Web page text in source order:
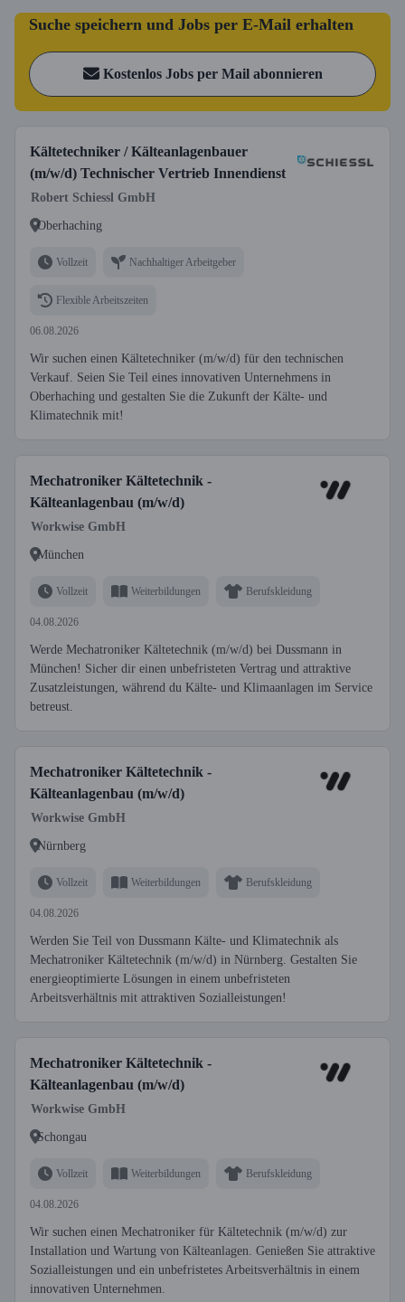
Suche speichern und Jobs per E-Mail erhalten
Kostenlos Jobs per Mail abonnieren
Kältetechniker / Kälteanlagenbauer
(m/w/d) Technischer Vertrieb Innendienst
Robert Schiessl GmbH
Oberhaching
Vollzeit Nachhaltiger Arbeitgeber
Flexible Arbeitszeiten
06.08.2026
Wir suchen einen Kältetechniker (m/w/d) für den technischen
Verkauf. Seien Sie Teil eines innovativen Unternehmens in
Oberhaching und gestalten Sie die Zukunft der Kälte- und
Klimatechnik mit!
Mechatroniker Kältetechnik -
Kälteanlagenbau (m/w/d)
Workwise GmbH
München
Vollzeit Weiterbildungen Berufskleidung
04.08.2026
Werde Mechatroniker Kältetechnik (m/w/d) bei Dussmann in
München! Sicher dir einen unbefristeten Vertrag und attraktive
Zusatzleistungen, während du Kälte- und Klimaanlagen im Service
betreust.
Mechatroniker Kältetechnik -
Kälteanlagenbau (m/w/d)
Workwise GmbH
Nürnberg
Vollzeit Weiterbildungen Berufskleidung
04.08.2026
Werden Sie Teil von Dussmann Kälte- und Klimatechnik als
Mechatroniker Kältetechnik (m/w/d) in Nürnberg. Gestalten Sie
energieoptimierte Lösungen in einem unbefristeten
Arbeitsverhältnis mit attraktiven Sozialleistungen!
Mechatroniker Kältetechnik -
Kälteanlagenbau (m/w/d)
Workwise GmbH
Schongau
Vollzeit Weiterbildungen Berufskleidung
04.08.2026
Wir suchen einen Mechatroniker für Kältetechnik (m/w/d) zur
Installation und Wartung von Kälteanlagen. Genießen Sie attraktive
Sozialleistungen und ein unbefristetes Arbeitsverhältnis in einem
innovativen Unternehmen.